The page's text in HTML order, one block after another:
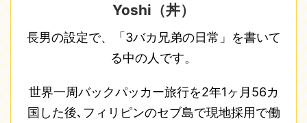
Yoshi（丼）
長男の設定で、「3バカ兄弟の日常」を書いて
る中の人です。
世界一周バックパッカー旅行を2年1ヶ月56カ
国した後､フィリピンのセブ島で現地採用で働